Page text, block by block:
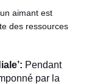
aimant est
des ressources
Pendant
par la